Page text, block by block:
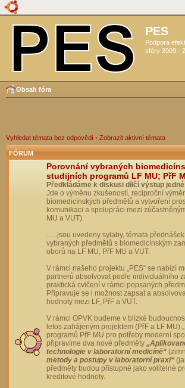
PES
Podpora
sféry 2009 -
Obsah fóra
Vyhledat témata bez odpovědí • Zobrazit aktivní témata
FÓRUM
Porovnání vybraných
studijních programů LF MU; PřF
Předkládáme k diskusi dílčí výstup
Jde o výměnu zkušeností, reciproční
biomedicínských předmětů a vytvoření
komunikaci a spolupráci mezi
MU a VUT).
…..jsou uvedeny sylaby, témata
vybraných předmětů s biomedicínským
oborů na LF MU, PřF MU a VUT.
V rámci našeho projektu „PES“ se nabízí
partnerů absolvovat podle individuálního
praktická cvičení v rámci popsaných
Připravuje se i možnost zapsat a
hodnoty mezi LF, PřF a VUT.
V rámci OPVK budeme v blízké
letos zahájeným projektem (PřF a LF MU)
programů PřF MU pro potřeby moderní
připravíme dva nové předměty
technologie v laboratorní medicíně“
metody a postupy v laboratorní praxi“
předměty budou přístupné jako volitelné
kreditové hodnoty.